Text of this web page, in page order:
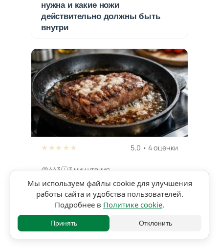
нужна и какие ножи
действительно должны быть
внутри
★★★★★ 5,0 • 4 оценки
443 3 мин чтения
Отсечение в кулинарии. Что это
такое и как его избежать
Мы используем файлы cookie для улучшения
работы сайта и удобства пользователей.
Подробнее в Политике cookie.
Принять Отклонить